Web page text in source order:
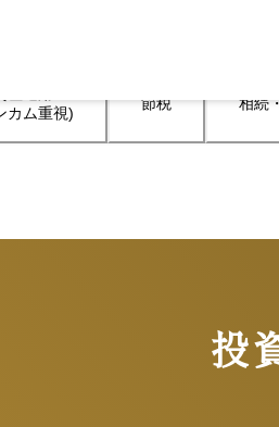
カム重視)
節税 相続
投